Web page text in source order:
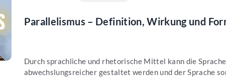
Parallelismus – Definition, Wirkung und
Durch sprachliche und rhetorische Mittel kann die
abwechslungsreicher gestaltet werden und der Sprache